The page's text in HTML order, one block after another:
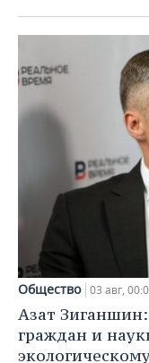
Общество 03 авг,
Азат Зиганшин:
граждан и